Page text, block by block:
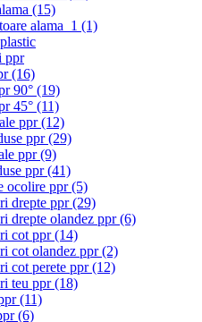
(15)
alama_1 (1)
ppr
(16)
90° (19)
45° (11)
ppr(12)
ppr(29)
ppr(9)
ppr(41)
ocolire ppr(5)
drepte ppr(29)
drepte olandez ppr(6)
cot ppr(14)
cot olandez ppr(2)
cot perete ppr(12)
teu ppr(18)
(11)
(6)